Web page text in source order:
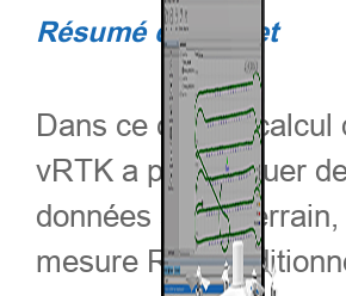
Résumé du projet
Dans ce cas de
vRTK a pu effectuer
données sur le
mesure RTK